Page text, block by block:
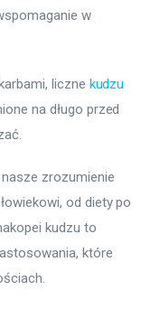
w
liczne kudzu
na długo przed
nasze zrozumienie
od diety po
kudzu to
które